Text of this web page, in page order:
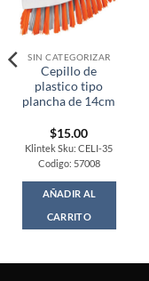
SIN CATEGORIZAR
Cepillo de
plastico tipo
plancha de 14cm
$15.00
Klintek Sku: CELI-35
Codigo: 57008
AÑADIR AL
CARRITO